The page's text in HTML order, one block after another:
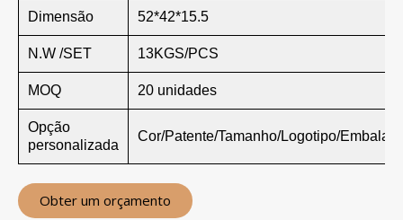
Dimensão 52*42*15.5
N.W /SET 13KGS/PCS
MOQ 20 unidades
Opção
personalizada
Cor/Patente/Tamanho/Logotipo/
Obter um orçamento